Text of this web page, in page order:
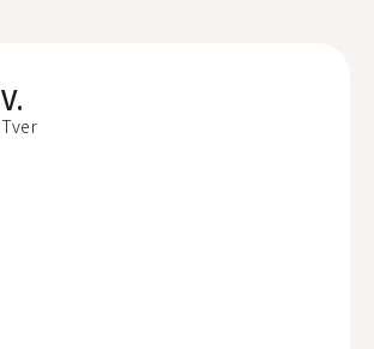
V.
Tver